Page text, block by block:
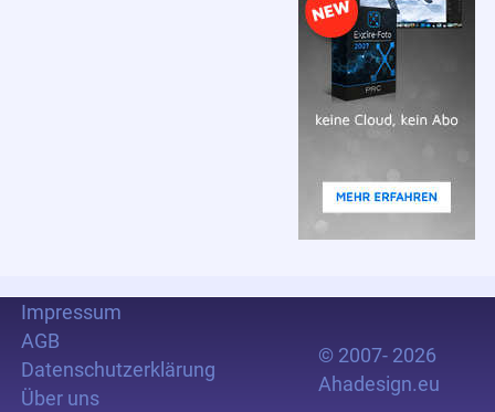
Impressum
AGB
Datenschutzerklärung
Über uns
© 2007- 2026
Ahadesign.eu